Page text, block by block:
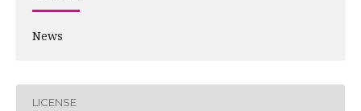
News
LICENSE